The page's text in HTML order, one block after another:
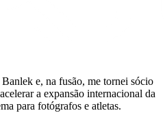
e, na fusão, me tornei sócio
a expansão internacional da
para fotógrafos e atletas.